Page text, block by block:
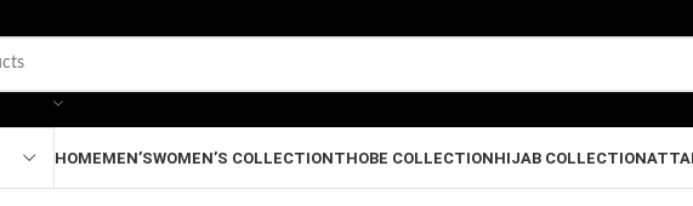
HOMEMEN’SWOMEN’S COLLECTIONTHOBE COLLECTIONHIJAB COLLECTION